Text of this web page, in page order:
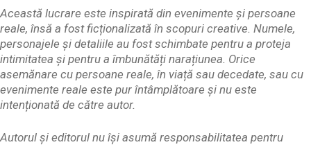
Această lucrare este inspirată din evenimente și persoane
reale, însă a fost ficționalizată în scopuri creative. Numele,
personajele și detaliile au fost schimbate pentru a proteja
intimitatea și pentru a îmbunătăți narațiunea. Orice
asemănare cu persoane reale, în viață sau decedate, sau cu
evenimente reale este pur întâmplătoare și nu este
intenționată de către autor.
Autorul și editorul nu își asumă responsabilitatea pentru